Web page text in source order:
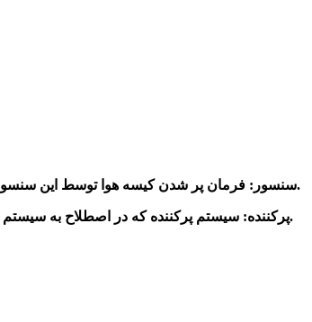
2-سنسور: فرمان پر شدن کیسه هوا توسط این سنسورها صادر می‌شوند. سنسورها بر اساس اندازه‌گیری نیرو (ضربه) وارده و یا شتاب منفی طراحی شده و به هنگام تصادف، دستور پر شدن را صادر می‌نمایند.
3-پرکننده: سیستم پرکننده که در اصطلاح به سیستم انفجار ایربگ نیز معروف است منجر به واکنش بین آزید سدیم و نیترات سدیم می‌گردد که در نتیجه این واکنش، گاز لازم جهت پر کردن ایربگ تولید می‌شود.